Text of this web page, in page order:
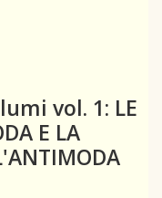
vol. 1: LE
E LA